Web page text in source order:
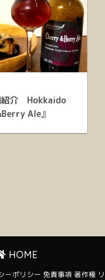
紹介 Hokkaido
Ale』
HOME
ーポリシー 免責事項 著作権